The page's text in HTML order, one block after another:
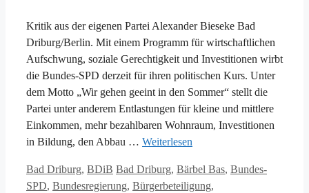
Kritik aus der eigenen Partei Alexander Bieseke Bad
Driburg/Berlin. Mit einem Programm für wirtschaftlichen
Aufschwung, soziale Gerechtigkeit und Investitionen wirbt
die Bundes-SPD derzeit für ihren politischen Kurs. Unter
dem Motto „Wir gehen geeint in den Sommer“ stellt die
Partei unter anderem Entlastungen für kleine und mittlere
Einkommen, mehr bezahlbaren Wohnraum, Investitionen
in Bildung, den Abbau … Weiterlesen
Kategorien
Bad Driburg, BDiB Schlagwörter
Bad Driburg, Bärbel Bas, Bundes-
SPD, Bundesregierung, Bürgerbeteiligung,